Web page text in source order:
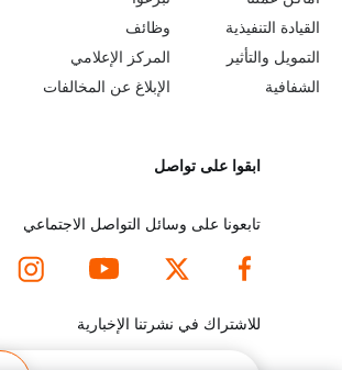
r
n
القيادة التنفيذية
التمويل والتأثير
الشفافية
e
y
n
d
f
o
وظائف
المركز الإعلامي
الإبلاغ عن المخالفات
ابقوا على تواصل
تابعونا على وسائل التواصل الاجتماعي
للاشتراك في نشرتنا الإخبارية
البريد